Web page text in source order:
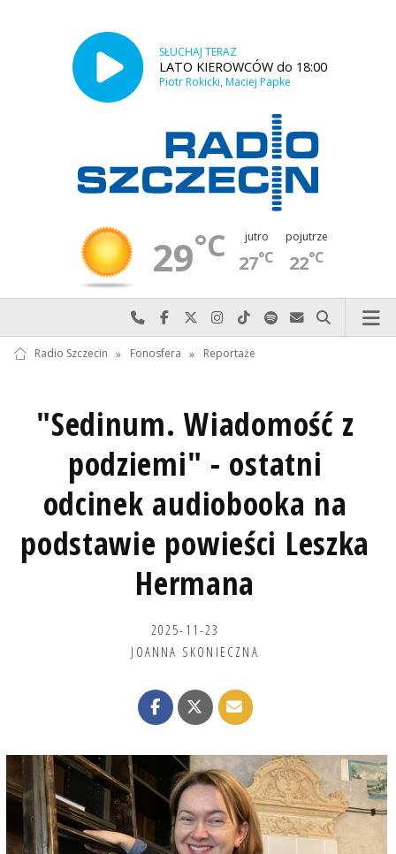
SŁUCHAJ TERAZ
LATO KIEROWCÓW do 18:00
Piotr Rokicki, Maciej Papke
29°C jutro
27°C
pojutrze
22°C
Najlepiej po prostu do nas zadzwoń
Odwiedź nas na Facebook-u
Odwiedź nas na X
Odwiedź nas na Instagram-ie
Odwiedź nas na TikTok-u
Szukaj nas na Spotify
Wyślij do nas
Szukaj
Radio Szczecin » Fonosfera » Reportaże
"Sedinum. Wiadomość z
podziemi" - ostatni
odcinek audiobooka na
podstawie powieści Leszka
Hermana
2025-11-23
JOANNA SKONIECZNA